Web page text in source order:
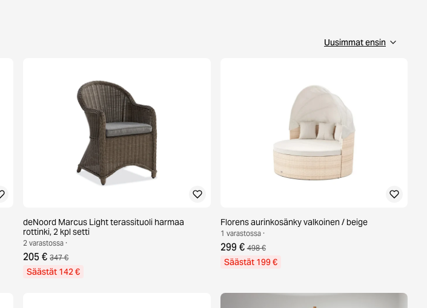
deNoord Marcus Light terassituoli harmaa
rottinki, 2 kpl setti
2 varastossa ·
205 € 347 €
Säästät 142 €
Florens aurinkosänky valkoinen / beige
1 varastossa ·
299 € 498 €
Säästät 199 €